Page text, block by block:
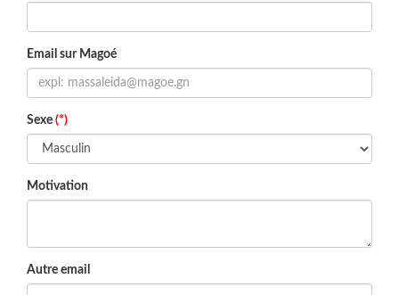
Email sur Magoé
Sexe (*)
Motivation
Autre email